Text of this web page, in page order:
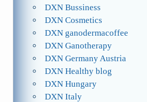
DXN Bussiness
DXN Cosmetics
DXN ganodermacoffee
DXN Ganotherapy
DXN Germany Austria
DXN Healthy blog
DXN Hungary
DXN Italy